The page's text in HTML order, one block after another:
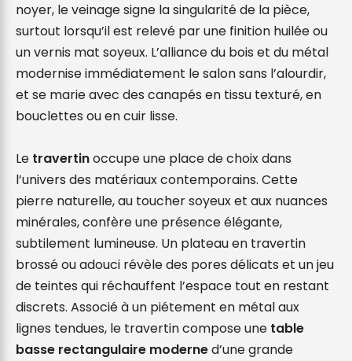
noyer, le veinage signe la singularité de la pièce,
surtout lorsqu’il est relevé par une finition huilée ou
un vernis mat soyeux. L’alliance du bois et du métal
modernise immédiatement le salon sans l’alourdir,
et se marie avec des canapés en tissu texturé, en
bouclettes ou en cuir lisse.
Le travertin occupe une place de choix dans
l’univers des matériaux contemporains. Cette
pierre naturelle, au toucher soyeux et aux nuances
minérales, confère une présence élégante,
subtilement lumineuse. Un plateau en travertin
brossé ou adouci révèle des pores délicats et un jeu
de teintes qui réchauffent l’espace tout en restant
discrets. Associé à un piétement en métal aux
lignes tendues, le travertin compose une table
basse rectangulaire moderne d’une grande